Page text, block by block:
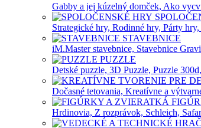
Gabby a jej kúzelný domček, Ako
Strategické hry, Rodinné hry, Párty hry,
STAVEBNICE
iM.Master stavebnice, Stavebnice
PUZZLE
Detské puzzle, 3D Puzzle, Puzzle 300d,
Dočasné tetovania, Kreatívne a
Hrdinovia, Z rozprávok, Schleich,